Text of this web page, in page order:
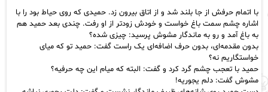
با اتمام حرفش از جا بلند شد و از اتاق بیرون زد. حمیدی که روی حیاط بود را با
اشاره چشم سمت باغ خواست و خودش زودتر از او رفت. چندی بعد حمید هم
به باغ آمد و رو به ماندگار مشوش پرسید: چیزی شده؟
بدون مقدمه‌ای، بدون حرف اضافه‌ای یک راست گفت: حمید تو که میای
خواستگاریم نه؟
حمید با تعجب چشم گرد کرد و گفت: البته که میام این چه حرفیه؟
مشوش گفت: دلم یجوریه!